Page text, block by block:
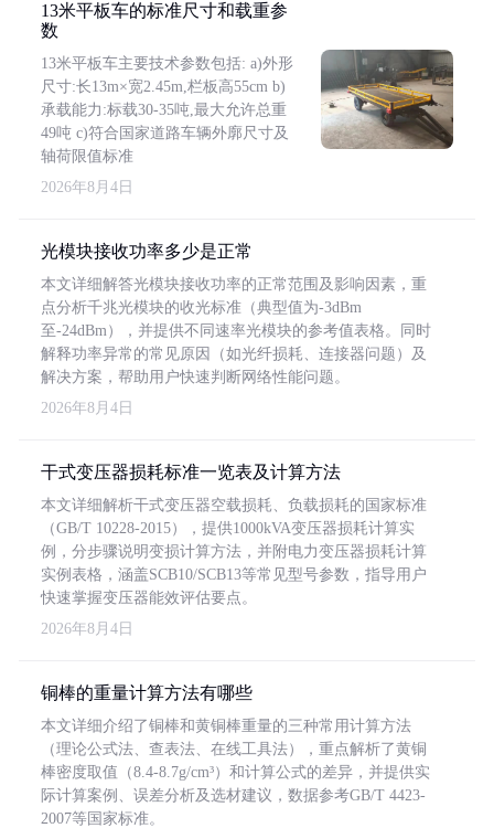
13米平板车的标准尺寸和载重参
数
13米平板车主要技术参数包括: a)外形
尺寸:长13m×宽2.45m,栏板高55cm b)
承载能力:标载30-35吨,最大允许总重
49吨 c)符合国家道路车辆外廓尺寸及
轴荷限值标准
2026年8月4日
光模块接收功率多少是正常
本文详细解答光模块接收功率的正常范围及影响因素，重
点分析千兆光模块的收光标准（典型值为-3dBm
至-24dBm），并提供不同速率光模块的参考值表格。同时
解释功率异常的常见原因（如光纤损耗、连接器问题）及
解决方案，帮助用户快速判断网络性能问题。
2026年8月4日
干式变压器损耗标准一览表及计算方法
本文详细解析干式变压器空载损耗、负载损耗的国家标准
（GB/T 10228-2015），提供1000kVA变压器损耗计算实
例，分步骤说明变损计算方法，并附电力变压器损耗计算
实例表格，涵盖SCB10/SCB13等常见型号参数，指导用户
快速掌握变压器能效评估要点。
2026年8月4日
铜棒的重量计算方法有哪些
本文详细介绍了铜棒和黄铜棒重量的三种常用计算方法
（理论公式法、查表法、在线工具法），重点解析了黄铜
棒密度取值（8.4-8.7g/cm³）和计算公式的差异，并提供实
际计算案例、误差分析及选材建议，数据参考GB/T 4423-
2007等国家标准。